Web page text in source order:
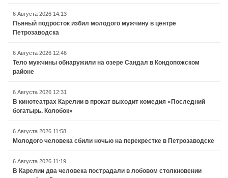
6 Августа 2026 14:13
Пьяный подросток избил молодого мужчину в центре
Петрозаводска
6 Августа 2026 12:46
Тело мужчины обнаружили на озере Сандал в Кондопожском
районе
6 Августа 2026 12:31
В кинотеатрах Карелии в прокат выходит комедия «Последний
богатырь. Колобок»
6 Августа 2026 11:58
Молодого человека сбили ночью на перекрестке в Петрозаводске
6 Августа 2026 11:19
В Карелии два человека пострадали в лобовом столкновении